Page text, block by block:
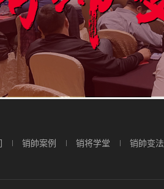
销帥案例 销将学堂 销帥变法